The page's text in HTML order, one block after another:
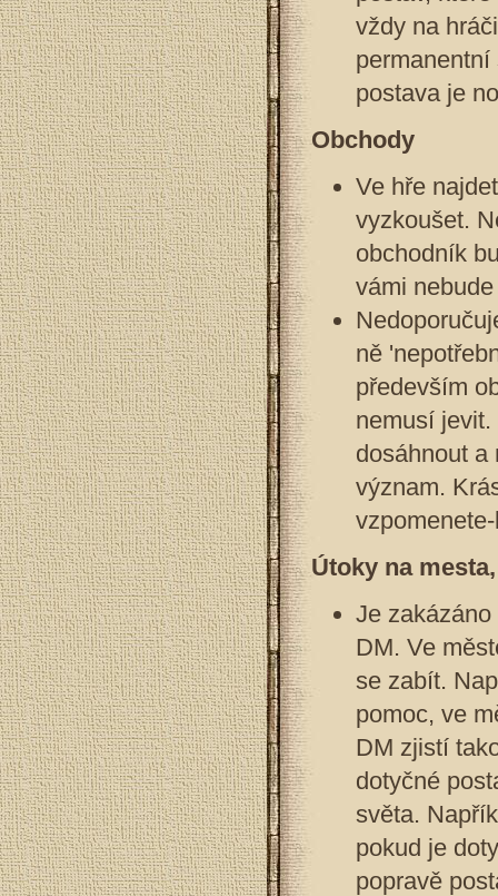
vždy na
postava je
Obchody
Ve hře
vyzkoušet.
obchodník
vámi
ně
především
nemusí
dosáhnout a
význam.
Útoky na
Je
DM. Ve
se zabít.
pomoc, ve
DM zjistí
dotyčné
světa.
pokud je
popravě